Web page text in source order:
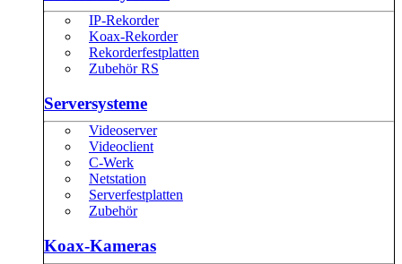
IP-Rekorder
Koax-Rekorder
Rekorderfestplatten
Zubehör RS
Serversysteme
Videoserver
Videoclient
C-Werk
Netstation
Serverfestplatten
Zubehör
Koax-Kameras